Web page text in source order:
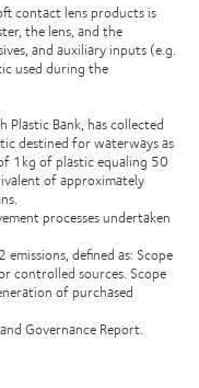
contact lens products is
the lens, and the
and auxiliary inputs (e.g.
used during the
Bank, has collected
destined for waterways as
1kg of plastic equaling 50
of approximately
processes undertaken
defined as: Scope
controlled sources. Scope
of purchased
Governance Report.